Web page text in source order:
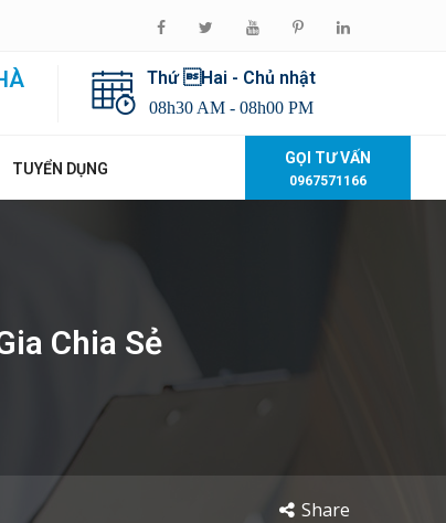
Thứ Hai - Chủ nhật
08h30 AM - 08h00 PM
TUYỂN DỤNG
GỌI TƯ VẤN
0967571166
Chia Sẻ
Share